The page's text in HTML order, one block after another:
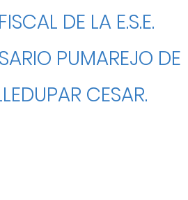
DE LA E.S.E.
PUMAREJO DE
CESAR.